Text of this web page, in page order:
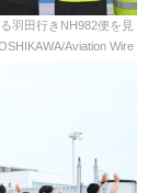
羽田行きNH982便を見
Aviation Wire